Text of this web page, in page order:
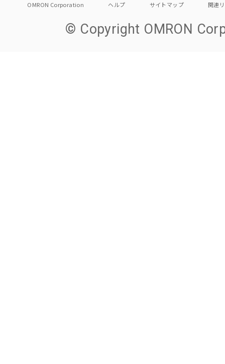
OMRON Corporation ヘルプ サイトマップ 関連
© Copyright OMRON